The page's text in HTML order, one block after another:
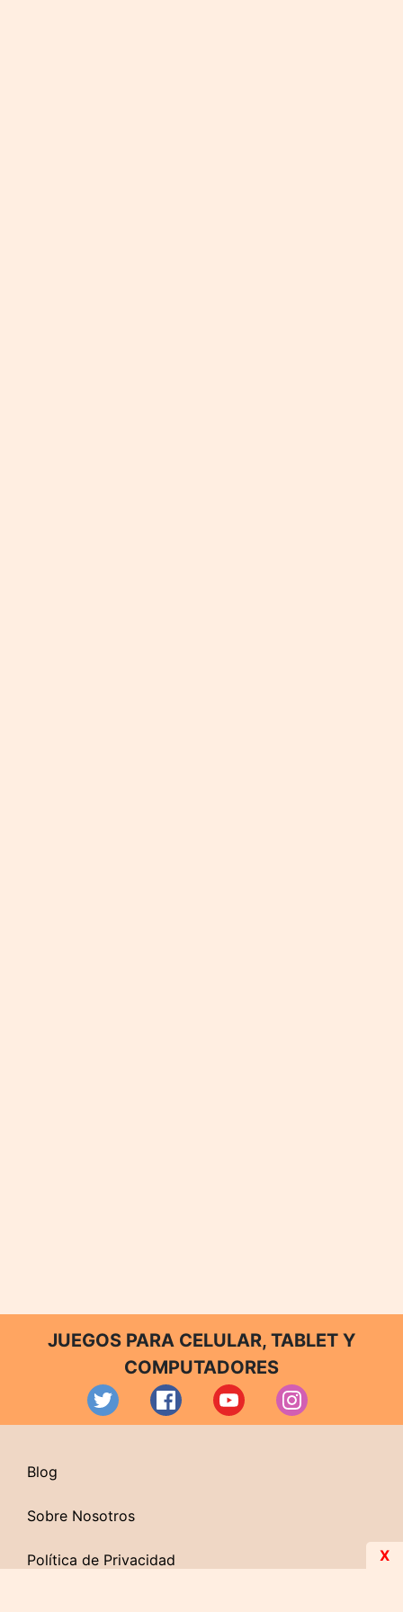
JUEGOS PARA CELULAR, TABLET Y
COMPUTADORES
Blog
Sobre Nosotros
Política de Privacidad X